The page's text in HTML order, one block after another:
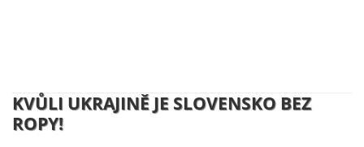
NĚMECKO ZAHAJUJE VÝROBU
UKRAJINSKÝCH DRONŮ: